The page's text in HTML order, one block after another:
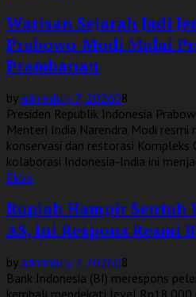
Warisan Sejarah Jadi
Prabowo-Modi Mulai
Prambanan
byadminJuly 7, 202608
Presiden Republik Indonesia
Menteri India Narendra Modi resmi
konservasi dan restorasi Kompleks
kolaborasi Indonesia-India ini
Ekbis
Rupiah Hampir Sentuh
AS, Ini Respons Resmi
byadminJuly 7, 202608
Bank Indonesia (BI) merespons
kembali mendekati level Rp18.000